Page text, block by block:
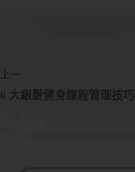
上一
6 大銀髮健身課程管理技巧